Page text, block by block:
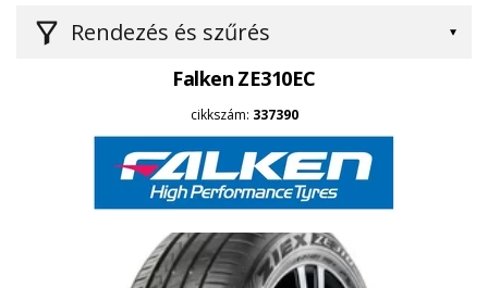
Rendezés és szűrés
Falken ZE310EC
cikkszám: 337390